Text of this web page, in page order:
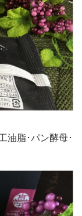
油脂･パン酵母･